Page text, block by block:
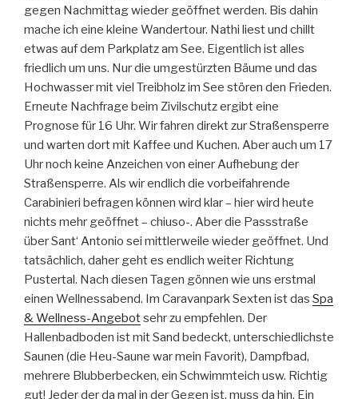
gegen Nachmittag wieder geöffnet werden. Bis dahin
mache ich eine kleine Wandertour. Nathi liest und chillt
etwas auf dem Parkplatz am See. Eigentlich ist alles
friedlich um uns. Nur die umgestürzten Bäume und das
Hochwasser mit viel Treibholz im See stören den Frieden.
Erneute Nachfrage beim Zivilschutz ergibt eine
Prognose für 16 Uhr. Wir fahren direkt zur Straßensperre
und warten dort mit Kaffee und Kuchen. Aber auch um 17
Uhr noch keine Anzeichen von einer Aufhebung der
Straßensperre. Als wir endlich die vorbeifahrende
Carabinieri befragen können wird klar – hier wird heute
nichts mehr geöffnet – chiuso-. Aber die Passstraße
über Sant‘ Antonio sei mittlerweile wieder geöffnet. Und
tatsächlich, daher geht es endlich weiter Richtung
Pustertal. Nach diesen Tagen gönnen wie uns erstmal
einen Wellnessabend. Im Caravanpark Sexten ist das Spa
& Wellness-Angebotsehr zu empfehlen. Der
Hallenbadboden ist mit Sand bedeckt, unterschiedlichste
Saunen (die Heu-Saune war mein Favorit), Dampfbad,
mehrere Blubberbecken, ein Schwimmteich usw. Richtig
gut! Jeder der da mal in der Gegen ist, muss da hin. Ein